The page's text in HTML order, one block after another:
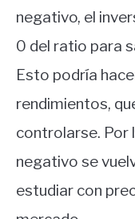
negativo, el
0 del ratio para
Esto podría
rendimientos,
controlarse. Por
negativo se
estudiar con